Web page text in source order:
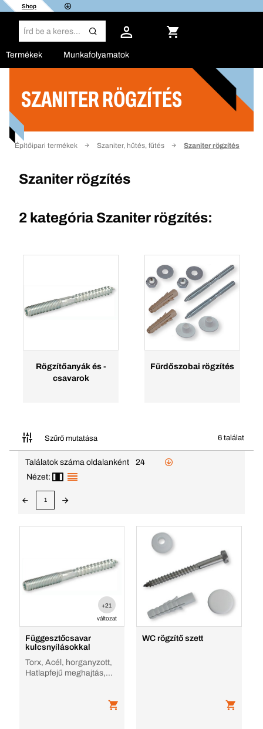
Shop
Termékek Munkafolyamatok
SZANITER RÖGZÍTÉS
Építőipari termékek Szaniter, hűtés, fűtés Szaniter rögzítés
Szaniter rögzítés
2 kategória Szaniter rögzítés:
Rögzítőanyák és -
csavarok
Fürdőszobai rögzítés
Szűrő mutatása 6 találat
Szűrő
Találatok száma oldalanként
24
Nézet:
1
+21
változat
Függesztőcsavar
kulcsnyílásokkal
Torx, Acél, horganyzott,
Hatlapfejű meghajtás,
WC rögzítő szett